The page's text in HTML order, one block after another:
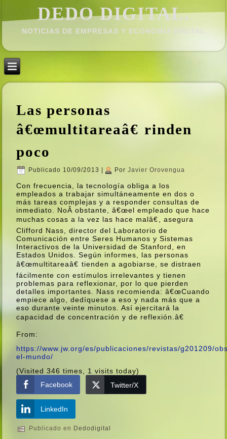
DEDO DIGITAL.
NOTICIAS DE EMPRESAS Y ECONOMÍ­A DIGITAL
Las personas
â€œmultitareaâ€ rinden
poco
Publicado 10/09/2013 Por Javier Orovengua
Con frecuencia, la tecnologí­a obliga a los
empleados a trabajar simultáneamente en dos o
más tareas complejas y a responder consultas de
inmediato. NoÂ obstante, â€œel empleado que hace
muchas cosas a la vez las hace malâ€, asegura
Clifford Nass, director del Laboratorio de
Comunicación entre Seres Humanos y Sistemas
Interactivos de la Universidad de Stanford, en
Estados Unidos. Según informes, las personas
â€œmultitareaâ€ tienden a agobiarse, se distraen
fácilmente con estí­mulos irrelevantes y tienen
problemas para reflexionar, por lo que pierden
detalles importantes. Nass recomienda: â€œCuando
empiece algo, dedí­quese a eso y nada más que a
eso durante veinte minutos. Así­ ejercitará la
capacidad de concentración y de reflexión.â€
From:
https://www.jw.org/es/publicaciones/revistas/g201209/
el-mundo/
(Visited 346 times, 1 visits today)
Facebook
Twitter/X
LinkedIn
Publicado en Dedodigital